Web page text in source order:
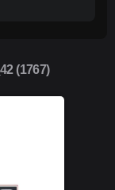
(1767)